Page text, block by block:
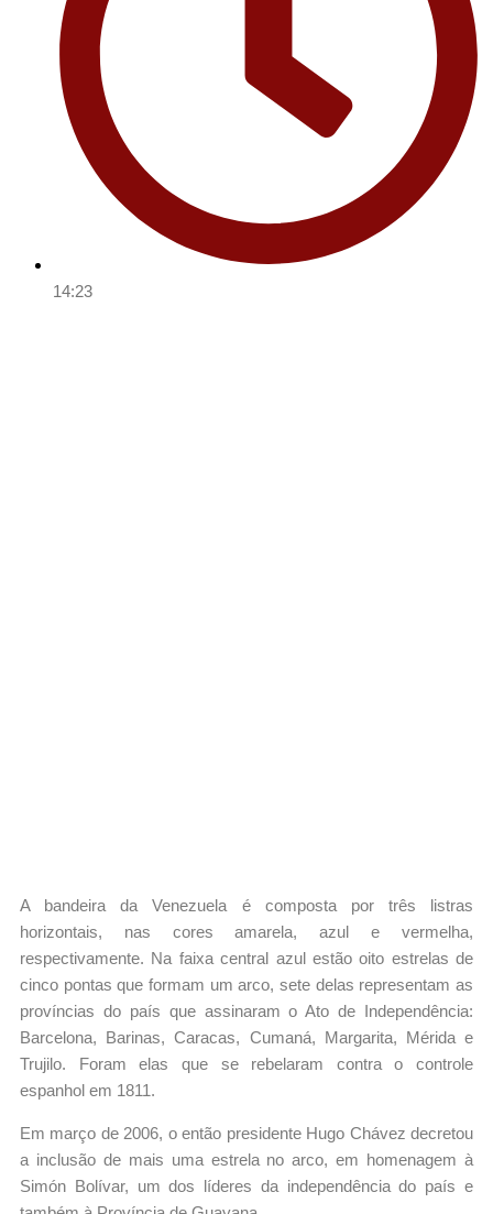
14:23
A bandeira da Venezuela é composta por três listras
horizontais, nas cores amarela, azul e vermelha,
respectivamente. Na faixa central azul estão oito estrelas de
cinco pontas que formam um arco, sete delas representam as
províncias do país que assinaram o Ato de Independência:
Barcelona, Barinas, Caracas, Cumaná, Margarita, Mérida e
Trujilo. Foram elas que se rebelaram contra o controle
espanhol em 1811.
Em março de 2006, o então presidente Hugo Chávez decretou
a inclusão de mais uma estrela no arco, em homenagem à
Simón Bolívar, um dos líderes da independência do país e